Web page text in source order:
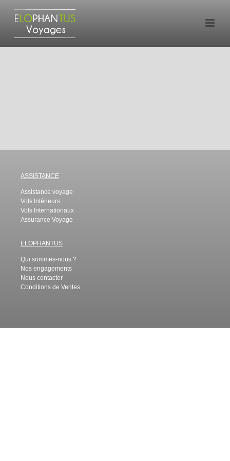
ASSISTANCE
Assistance voyage
Vols Intérieurs
Vols Internationaux
Assurance Voyage
ELOPHANTUS
Qui sommes-nous ?
Nos engagements
Nous contacter
Conditions de Ventes